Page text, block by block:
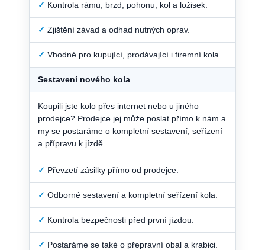
✓ Kontrola rámu, brzd, pohonu, kol a ložisek.
✓ Zjištění závad a odhad nutných oprav.
✓ Vhodné pro kupující, prodávající i firemní kola.
Sestavení nového kola
Koupili jste kolo přes internet nebo u jiného
prodejce? Prodejce jej může poslat přímo k nám a
my se postaráme o kompletní sestavení, seřízení
a přípravu k jízdě.
✓ Převzetí zásilky přímo od prodejce.
✓ Odborné sestavení a kompletní seřízení kola.
✓ Kontrola bezpečnosti před první jízdou.
✓ Postaráme se také o přepravní obal a krabici.